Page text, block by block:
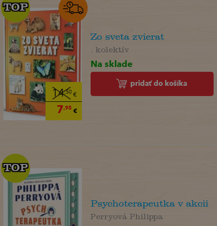
14,50€
7,95€
TOP
TOP
Zo sveta zvierat
. kolektív
Na sklade
pridať do košíka
TOP
TOP
Psychoterapeutka v akcii
Perryová Philippa